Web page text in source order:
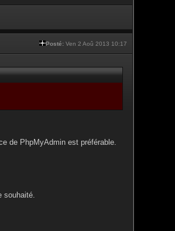
Posté: Ven 2 Aoû 2013 10:17
de PhpMyAdmin est préférable.
souhaité.